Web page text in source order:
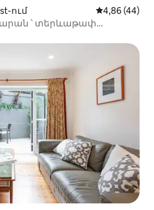
ում Միջին
4,86 (44)
՝ տերևաթափ